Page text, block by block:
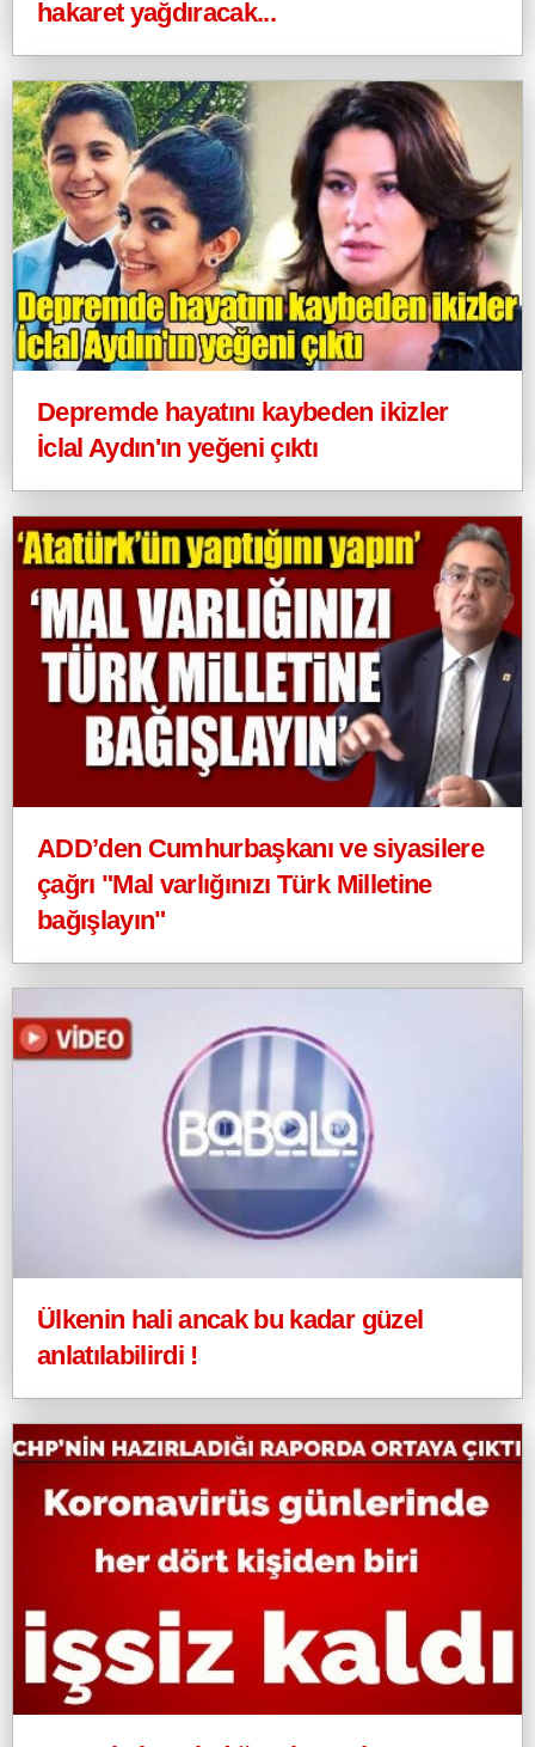
hakaret yağdıracak...
Depremde hayatını kaybeden ikizler
İclal Aydın'ın yeğeni çıktı
ADD’den Cumhurbaşkanı ve siyasilere
çağrı "Mal varlığınızı Türk Milletine
bağışlayın"
Ülkenin hali ancak bu kadar güzel
anlatılabilirdi !